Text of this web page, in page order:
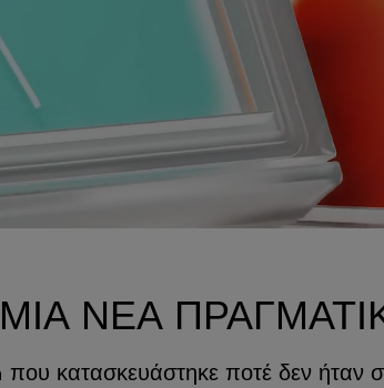
ΜΙΑ ΝΕΑ
κατασκευάστηκε ποτέ δεν ήταν